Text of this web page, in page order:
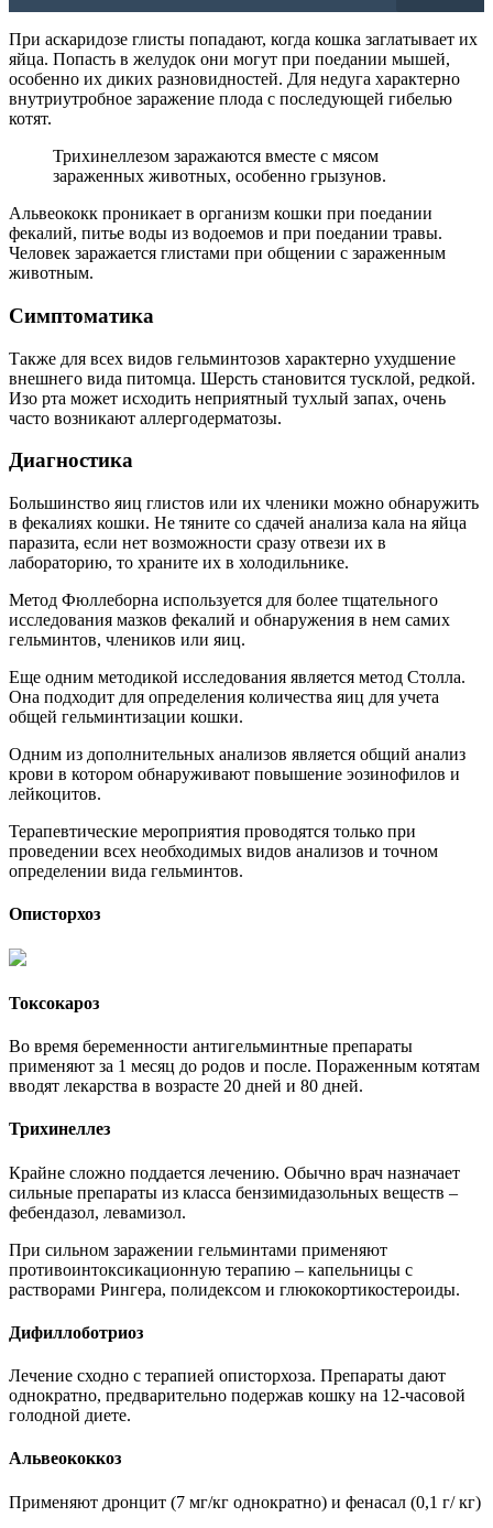
При аскаридозе глисты попадают, когда кошка заглатывает их
яйца. Попасть в желудок они могут при поедании мышей,
особенно их диких разновидностей. Для недуга характерно
внутриутробное заражение плода с последующей гибелью
котят.
Трихинеллезом заражаются вместе с мясом
зараженных животных, особенно грызунов.
Альвеококк проникает в организм кошки при поедании
фекалий, питье воды из водоемов и при поедании травы.
Человек заражается глистами при общении с зараженным
животным.
Симптоматика
Также для всех видов гельминтозов характерно ухудшение
внешнего вида питомца. Шерсть становится тусклой, редкой.
Изо рта может исходить неприятный тухлый запах, очень
часто возникают аллергодерматозы.
Диагностика
Большинство яиц глистов или их членики можно обнаружить
в фекалиях кошки. Не тяните со сдачей анализа кала на яйца
паразита, если нет возможности сразу отвези их в
лабораторию, то храните их в холодильнике.
Метод Фюллеборна используется для более тщательного
исследования мазков фекалий и обнаружения в нем самих
гельминтов, члеников или яиц.
Еще одним методикой исследования является метод Столла.
Она подходит для определения количества яиц для учета
общей гельминтизации кошки.
Одним из дополнительных анализов является общий анализ
крови в котором обнаруживают повышение эозинофилов и
лейкоцитов.
Терапевтические мероприятия проводятся только при
проведении всех необходимых видов анализов и точном
определении вида гельминтов.
Описторхоз
Токсокароз
Во время беременности антигельминтные препараты
применяют за 1 месяц до родов и после. Пораженным котятам
вводят лекарства в возрасте 20 дней и 80 дней.
Трихинеллез
Крайне сложно поддается лечению. Обычно врач назначает
сильные препараты из класса бензимидазольных веществ –
фебендазол, левамизол.
При сильном заражении гельминтами применяют
противоинтоксикационную терапию – капельницы с
растворами Рингера, полидексом и глюкокортикостероиды.
Дифиллоботриоз
Лечение сходно с терапией описторхоза. Препараты дают
однократно, предварительно подержав кошку на 12-часовой
голодной диете.
Альвеококкоз
Применяют дронцит (7 мг/кг однократно) и фенасал (0,1 г/ кг)